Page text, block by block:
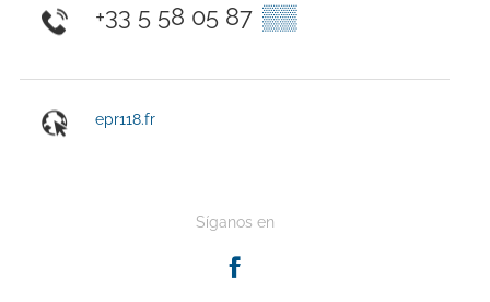
+33 5 58 05 87 ▒▒
epr118.fr
Síganos en